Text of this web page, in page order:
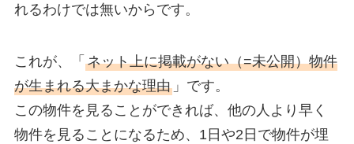
れるわけでは無いからです。
これが、「 ネット上に掲載がない（=未公開）物件
が生まれる大まかな理由」です。
この物件を見ることができれば、他の人より早く
物件を見ることになるため、1日や2日で物件が埋